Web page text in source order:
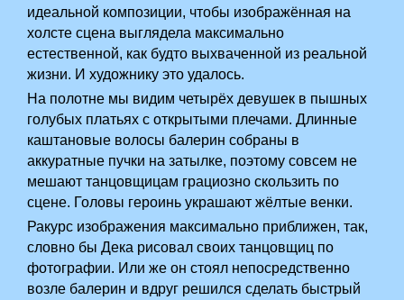
идеальной композиции, чтобы изображённая на
холсте сцена выглядела максимально
естественной, как будто выхваченной из реальной
жизни. И художнику это удалось.
На полотне мы видим четырёх девушек в пышных
голубых платьях с открытыми плечами. Длинные
каштановые волосы балерин собраны в
аккуратные пучки на затылке, поэтому совсем не
мешают танцовщицам грациозно скользить по
сцене. Головы героинь украшают жёлтые венки.
Ракурс изображения максимально приближен, так,
словно бы Дека рисовал своих танцовщиц по
фотографии. Или же он стоял непосредственно
возле балерин и вдруг решился сделать быстрый